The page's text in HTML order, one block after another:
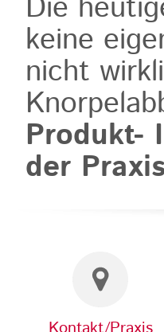
keine
nicht
Produkt-
der